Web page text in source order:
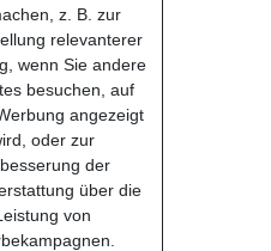
z. B. zur
relevanterer
wenn Sie andere
besuchen, auf
angezeigt
oder zur
der
über die
von